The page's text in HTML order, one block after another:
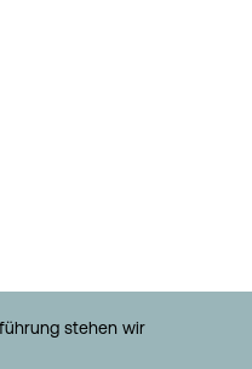
stehen wir